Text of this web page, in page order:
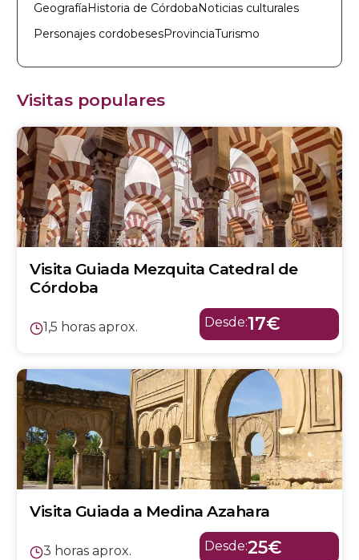
Geografía Historia de Córdoba Noticias culturales
Personajes cordobesesProvinciaTurismo
Visitas populares
Visita Guiada Mezquita Catedral de
Córdoba
1,5 horas aprox. Desde:17€
Visita Guiada a Medina Azahara
3 horas aprox. Desde:25€